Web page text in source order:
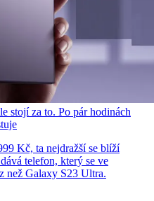
stojí za to. Po pár hodinách
Kč, ta nejdražší se blíží
telefon, který se ve
než Galaxy S23 Ultra.